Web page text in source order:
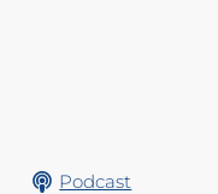
Podcast